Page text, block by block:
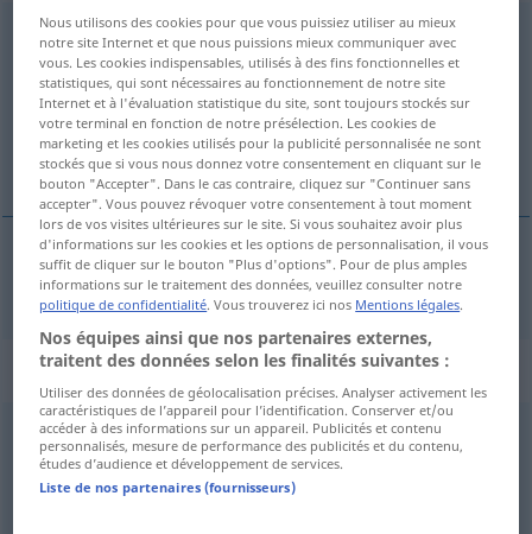
zelotischadj
Vue d'ensemble de toutes les traductions
(Pour plus d'informations, cliquez sur/touchez la traduction)
fanático
fanático zelotisch REL
Synonymes de "zelotisch"
unbelehrbar,verbissen,verbohrt,fanatisch,vernagelt
versessen
Nous utilisons des cookies pour que vous puissiez utiliser au mieux
notre site Internet et que nous puissions mieux communiquer avec
vous. Les cookies indispensables, utilisés à des fins fonctionnelles et
statistiques, qui sont nécessaires au fonctionnement de notre site
Internet et à l'évaluation statistique du site, sont toujours stockés sur
votre terminal en fonction de notre présélection. Les cookies de
marketing et les cookies utilisés pour la publicité personnalisée ne sont
stockés que si vous nous donnez votre consentement en cliquant sur le
bouton "Accepter". Dans le cas contraire, cliquez sur "Continuer sans
accepter". Vous pouvez révoquer votre consentement à tout moment
lors de vos visites ultérieures sur le site. Si vous souhaitez avoir plus
d'informations sur les cookies et les options de personnalisation, il vous
suffit de cliquer sur le bouton "Plus d'options". Pour de plus amples
informations sur le traitement des données, veuillez consulter notre
politique de confidentialité. Vous trouverez ici nos Mentions légales.
Nos équipes ainsi que nos partenaires externes,
traitent des données selon les finalités suivantes :
Utiliser des données de géolocalisation précises. Analyser activement les
caractéristiques de l’appareil pour l’identification. Conserver et/ou
accéder à des informations sur un appareil. Publicités et contenu
personnalisés, mesure de performance des publicités et du contenu,
études d’audience et développement de services.
Liste de nos partenaires (fournisseurs)